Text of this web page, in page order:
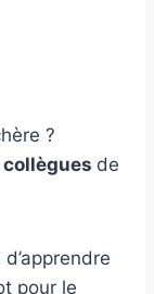
?
collègues de
pour le